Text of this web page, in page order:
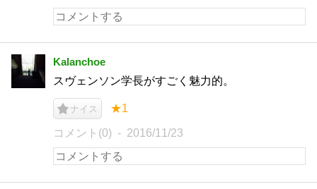
Kalanchoe
スヴェンソン学長がすごく魅力的。
ナイス ★1
コメント(0) 2016/11/23